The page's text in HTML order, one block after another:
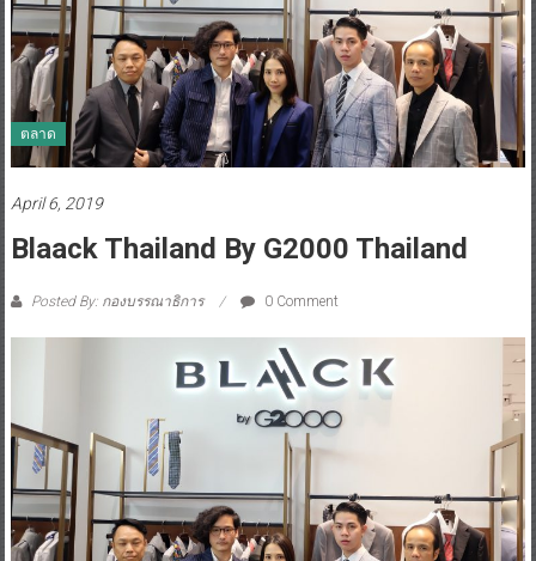
ตลาด
April 6, 2019
Blaack Thailand By G2000 Thailand
Posted By: กองบรรณาธิการ 0 Comment